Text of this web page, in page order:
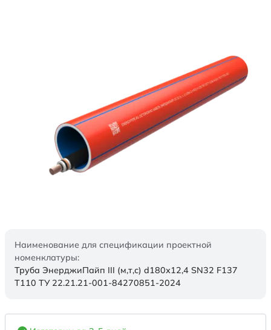
Наименование для спецификации проектной
номенклатуры:
Труба ЭнерджиПайп III (м,т,с) d180х12,4 SN32 F137
Т110 ТУ 22.21.21-001-84270851-2024